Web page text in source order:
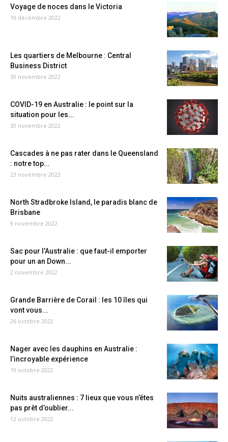
Voyage de noces dans le Victoria
19 décembre 2022
Les quartiers de Melbourne : Central
Business District
30 novembre 2022
COVID-19 en Australie : le point sur la
situation pour les...
30 novembre 2022
Cascades à ne pas rater dans le Queensland
: notre top...
23 novembre 2022
North Stradbroke Island, le paradis blanc de
Brisbane
9 novembre 2022
Sac pour l’Australie : que faut-il emporter
pour un an Down...
2 novembre 2022
Grande Barrière de Corail : les 10 îles qui
vont vous...
26 octobre 2022
Nager avec les dauphins en Australie :
l’incroyable expérience
19 octobre 2022
Nuits australiennes : 7 lieux que vous n’êtes
pas prêt d’oublier...
12 octobre 2022